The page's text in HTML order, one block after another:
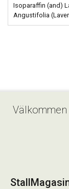
Isoparaffin (and)
Angustifolia